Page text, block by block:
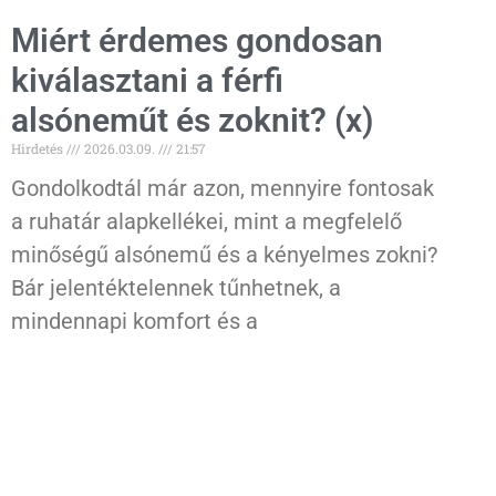
Miért érdemes gondosan
kiválasztani a férfi
alsóneműt és zoknit? (x)
Hirdetés 2026.03.09. 21:57
Gondolkodtál már azon, mennyire fontosak
a ruhatár alapkellékei, mint a megfelelő
minőségű alsónemű és a kényelmes zokni?
Bár jelentéktelennek tűnhetnek, a
mindennapi komfort és a